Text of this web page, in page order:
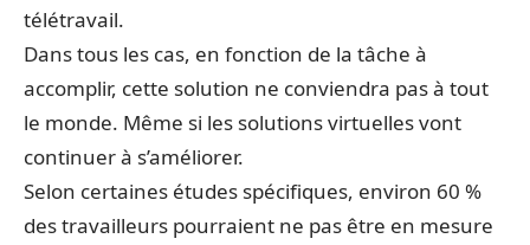
télétravail.
Dans tous les cas, en fonction de la tâche à
accomplir, cette solution ne conviendra pas à tout
le monde. Même si les solutions virtuelles vont
continuer à s’améliorer.
Selon certaines études spécifiques, environ 60 %
des travailleurs pourraient ne pas être en mesure